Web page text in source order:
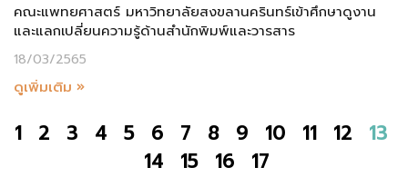
คณะแพทยศาสตร์ มหาวิทยาลัยสงขลานครินทร์เข้าศึกษาดูงาน
และแลกเปลี่ยนความรู้ด้านสำนักพิมพ์และวารสาร
18/03/2565
ดูเพิ่มเติม »
1 2 3 4 5 6 7 8 9 10 11 12
13
14
15 16 17